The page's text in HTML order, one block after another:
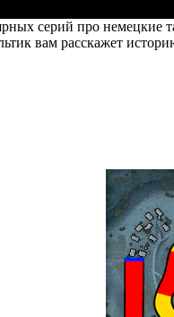
серий про
вам расскажет